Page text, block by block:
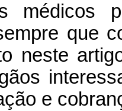
médicos
que
neste
e